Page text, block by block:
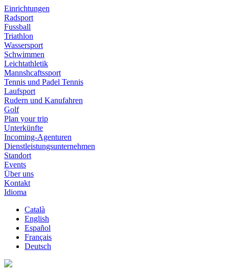
Einrichtungen
Radsport
Fussball
Triathlon
Wassersport
Schwimmen
Leichtathletik
Mannshcaftssport
Tennis und Padel Tennis
Laufsport
Rudern und Kanufahren
Golf
Plan your trip
Unterkünfte
Incoming-Agenturen
Dienstleistungsunternehmen
Standort
Events
Über uns
Kontakt
Idioma
Català
English
Español
Français
Deutsch